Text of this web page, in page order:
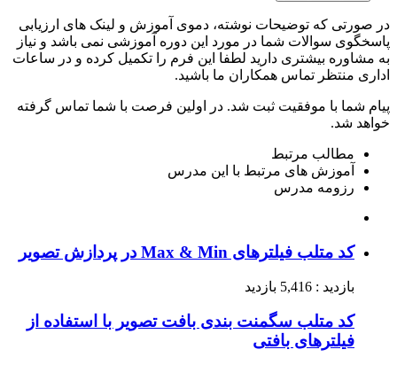
در صورتی که توضیحات نوشته، دموی آموزش و لینک های ارزیابی
پاسخگوی سوالات شما در مورد این دوره آموزشی نمی باشد و نیاز
به مشاوره بیشتری دارید لطفا این فرم را تکمیل کرده و در ساعات
اداری منتظر تماس همکاران ما باشید.
پیام شما با موفقیت ثبت شد. در اولین فرصت با شما تماس گرفته
خواهد شد.
مطالب مرتبط
آموزش های مرتبط با این مدرس
رزومه مدرس
کد متلب فیلترهای Max & Min در پردازش تصویر
بازدید : 5,416 بازدید
کد متلب سگمنت بندی بافت تصویر با استفاده از
فیلترهای بافتی